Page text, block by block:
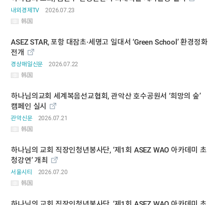
내외경제TV
韩国
2026.07.23
ASEZ STAR, 포항 대잠초·세명고 일대서 ‘Green School’ 환경정화
전개
경상매일신문
韩国
2026.07.22
하나님의교회 세계복음선교협회, 관악산 호수공원서 ‘희망의 숲’
캠페인 실시
관악신문
韩国
2026.07.21
하나님의 교회 직장인청년봉사단, ‘제1회 ASEZ WAO 아카데미 초
청강연’ 개최
서울시티
韩国
2026.07.20